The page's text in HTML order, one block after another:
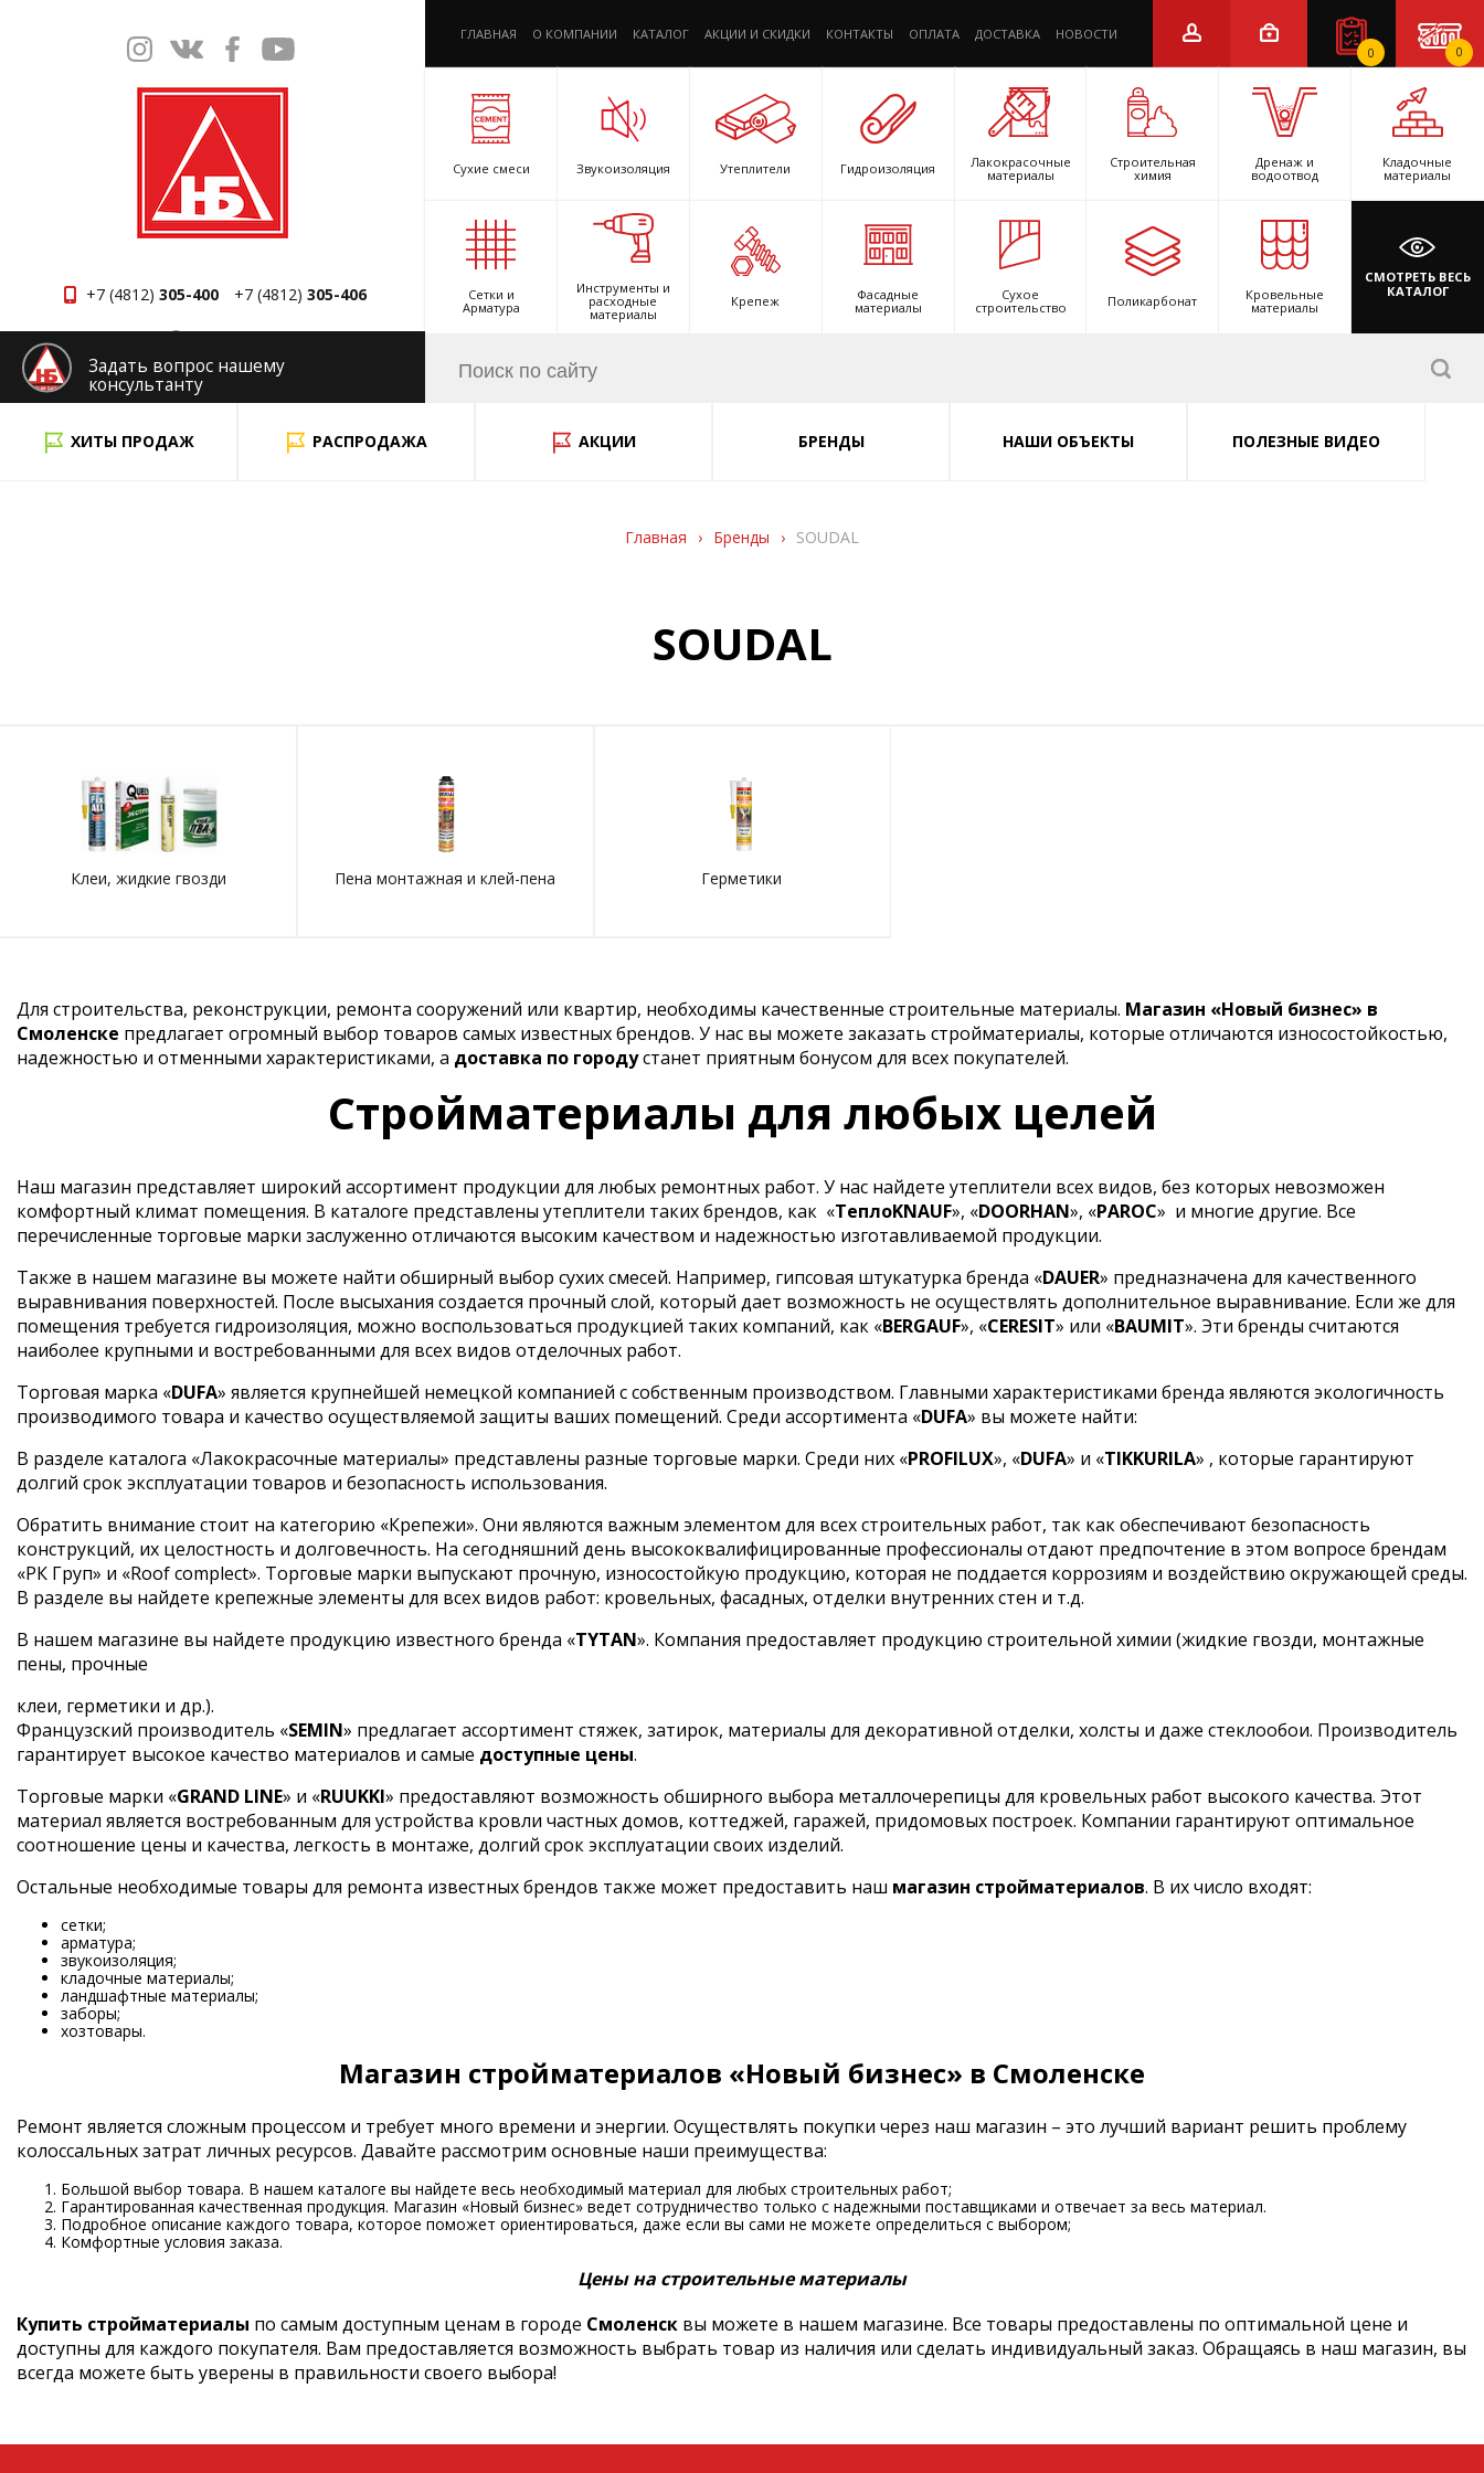
+7 (4812) 305-400 +7 (4812) 305-406
Смоленск
ГЛАВНАЯ О КОМПАНИИ КАТАЛОГ АКЦИИ И СКИДКИ КОНТАКТЫ ОПЛАТА ДОСТАВКА НОВОСТИ
0 0
Сухие смеси Звукоизоляция Утеплители Гидроизоляция
Лакокрасочные
материалы
Строительная
химия
Дренаж и
водоотвод
Кладочные
материалы
Сетки и
Арматура
Инструменты и
расходные
материалы
Крепеж
Фасадные
материалы
Сухое
строительство
Поликарбонат
Кровельные
материалы
СМОТРЕТЬ ВЕСЬ
КАТАЛОГ
Задать вопрос нашему
консультанту
ХИТЫ ПРОДАЖ
РАСПРОДАЖА АКЦИИ БРЕНДЫ НАШИ ОБЪЕКТЫ ПОЛЕЗНЫЕ ВИДЕО
Главная › Бренды › SOUDAL
SOUDAL
Клеи, жидкие гвозди Пена монтажная и клей-пена Герметики
Для строительства, реконструкции, ремонта сооружений или квартир, необходимы качественные строительные материалы. Магазин «Новый бизнес» в
Смоленске предлагает огромный выбор товаров самых известных брендов. У нас вы можете заказать стройматериалы, которые отличаются износостойкостью,
надежностью и отменными характеристиками, а доставка по городустанет приятным бонусом для всех покупателей.
Стройматериалы для любых целей
Наш магазин представляет широкий ассортимент продукции для любых ремонтных работ. У нас найдете утеплители всех видов, без которых невозможен
комфортный климат помещения. В каталоге представлены утеплители таких брендов, как «ТеплоKNAUF», «DOORHAN», «PAROC» и многие другие. Все
перечисленные торговые марки заслуженно отличаются высоким качеством и надежностью изготавливаемой продукции.
Также в нашем магазине вы можете найти обширный выбор сухих смесей. Например, гипсовая штукатурка бренда «DAUER» предназначена для качественного
выравнивания поверхностей. После высыхания создается прочный слой, который дает возможность не осуществлять дополнительное выравнивание. Если же для
помещения требуется гидроизоляция, можно воспользоваться продукцией таких компаний, как «BERGAUF», «CERESIT» или «BAUMIT». Эти бренды считаются
наиболее крупными и востребованными для всех видов отделочных работ.
Торговая марка «DUFA» является крупнейшей немецкой компанией с собственным производством. Главными характеристиками бренда являются экологичность
производимого товара и качество осуществляемой защиты ваших помещений. Среди ассортимента «DUFA» вы можете найти:
В разделе каталога «Лакокрасочные материалы» представлены разные торговые марки. Среди них «PROFILUX», «DUFA» и «TIKKURILA» , которые гарантируют
долгий срок эксплуатации товаров и безопасность использования.
Обратить внимание стоит на категорию «Крепежи». Они являются важным элементом для всех строительных работ, так как обеспечивают безопасность
конструкций, их целостность и долговечность. На сегодняшний день высококвалифицированные профессионалы отдают предпочтение в этом вопросе брендам
«РК Груп» и «Roof complect». Торговые марки выпускают прочную, износостойкую продукцию, которая не поддается коррозиям и воздействию окружающей среды.
В разделе вы найдете крепежные элементы для всех видов работ: кровельных, фасадных, отделки внутренних стен и т.д.
В нашем магазине вы найдете продукцию известного бренда «TYTAN». Компания предоставляет продукцию строительной химии (жидкие гвозди, монтажные
пены, прочные
клеи, герметики и др.).
Французский производитель «SEMIN» предлагает ассортимент стяжек, затирок, материалы для декоративной отделки, холсты и даже стеклообои. Производитель
гарантирует высокое качество материалов и самые доступные цены.
Торговые марки «GRAND LINE» и «RUUKKI» предоставляют возможность обширного выбора металлочерепицы для кровельных работ высокого качества. Этот
материал является востребованным для устройства кровли частных домов, коттеджей, гаражей, придомовых построек. Компании гарантируют оптимальное
соотношение цены и качества, легкость в монтаже, долгий срок эксплуатации своих изделий.
Остальные необходимые товары для ремонта известных брендов также может предоставить наш магазин стройматериалов. В их число входят:
сетки;
арматура;
звукоизоляция;
кладочные материалы;
ландшафтные материалы;
заборы;
хозтовары.
Магазин стройматериалов «Новый бизнес» в Смоленске
Ремонт является сложным процессом и требует много времени и энергии. Осуществлять покупки через наш магазин – это лучший вариант решить проблему
колоссальных затрат личных ресурсов. Давайте рассмотрим основные наши преимущества:
Большой выбор товара. В нашем каталоге вы найдете весь необходимый материал для любых строительных работ;
Гарантированная качественная продукция. Магазин «Новый бизнес» ведет сотрудничество только с надежными поставщиками и отвечает за весь материал.
Подробное описание каждого товара, которое поможет ориентироваться, даже если вы сами не можете определиться с выбором;
Комфортные условия заказа.
Цены на строительные материалы
Купить стройматериалы по самым доступным ценам в городе Смоленск вы можете в нашем магазине. Все товары предоставлены по оптимальной цене и
доступны для каждого покупателя. Вам предоставляется возможность выбрать товар из наличия или сделать индивидуальный заказ. Обращаясь в наш магазин, вы
всегда можете быть уверены в правильности своего выбора!